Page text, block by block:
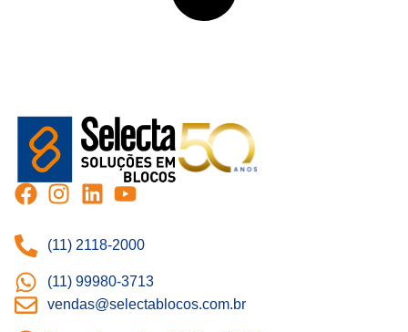
(11) 2118-2000
(11) 99980-3713
vendas@selectablocos.com.br